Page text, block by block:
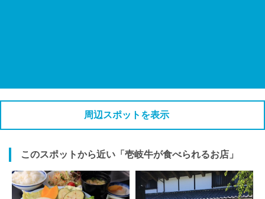
周辺スポットを表示
このスポットから近い「壱岐牛が食べられるお店」